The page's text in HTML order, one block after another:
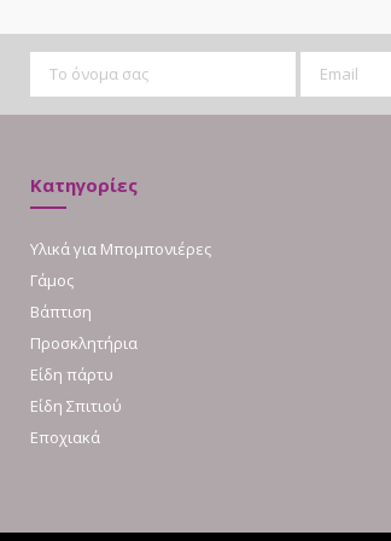
Κατηγορίες
Υλικά για Μπομπονιέρες
Γάμος
Βάπτιση
Προσκλητήρια
Είδη πάρτυ
Είδη Σπιτιού
Εποχιακά